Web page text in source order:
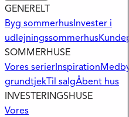
GENERELT
Byg sommerhus Invester i
udlejningssommerhus
SOMMERHUSE
Vores serier Inspiration
grundtjek Til salgÅbent hus
INVESTERINGSHUSE
Vores